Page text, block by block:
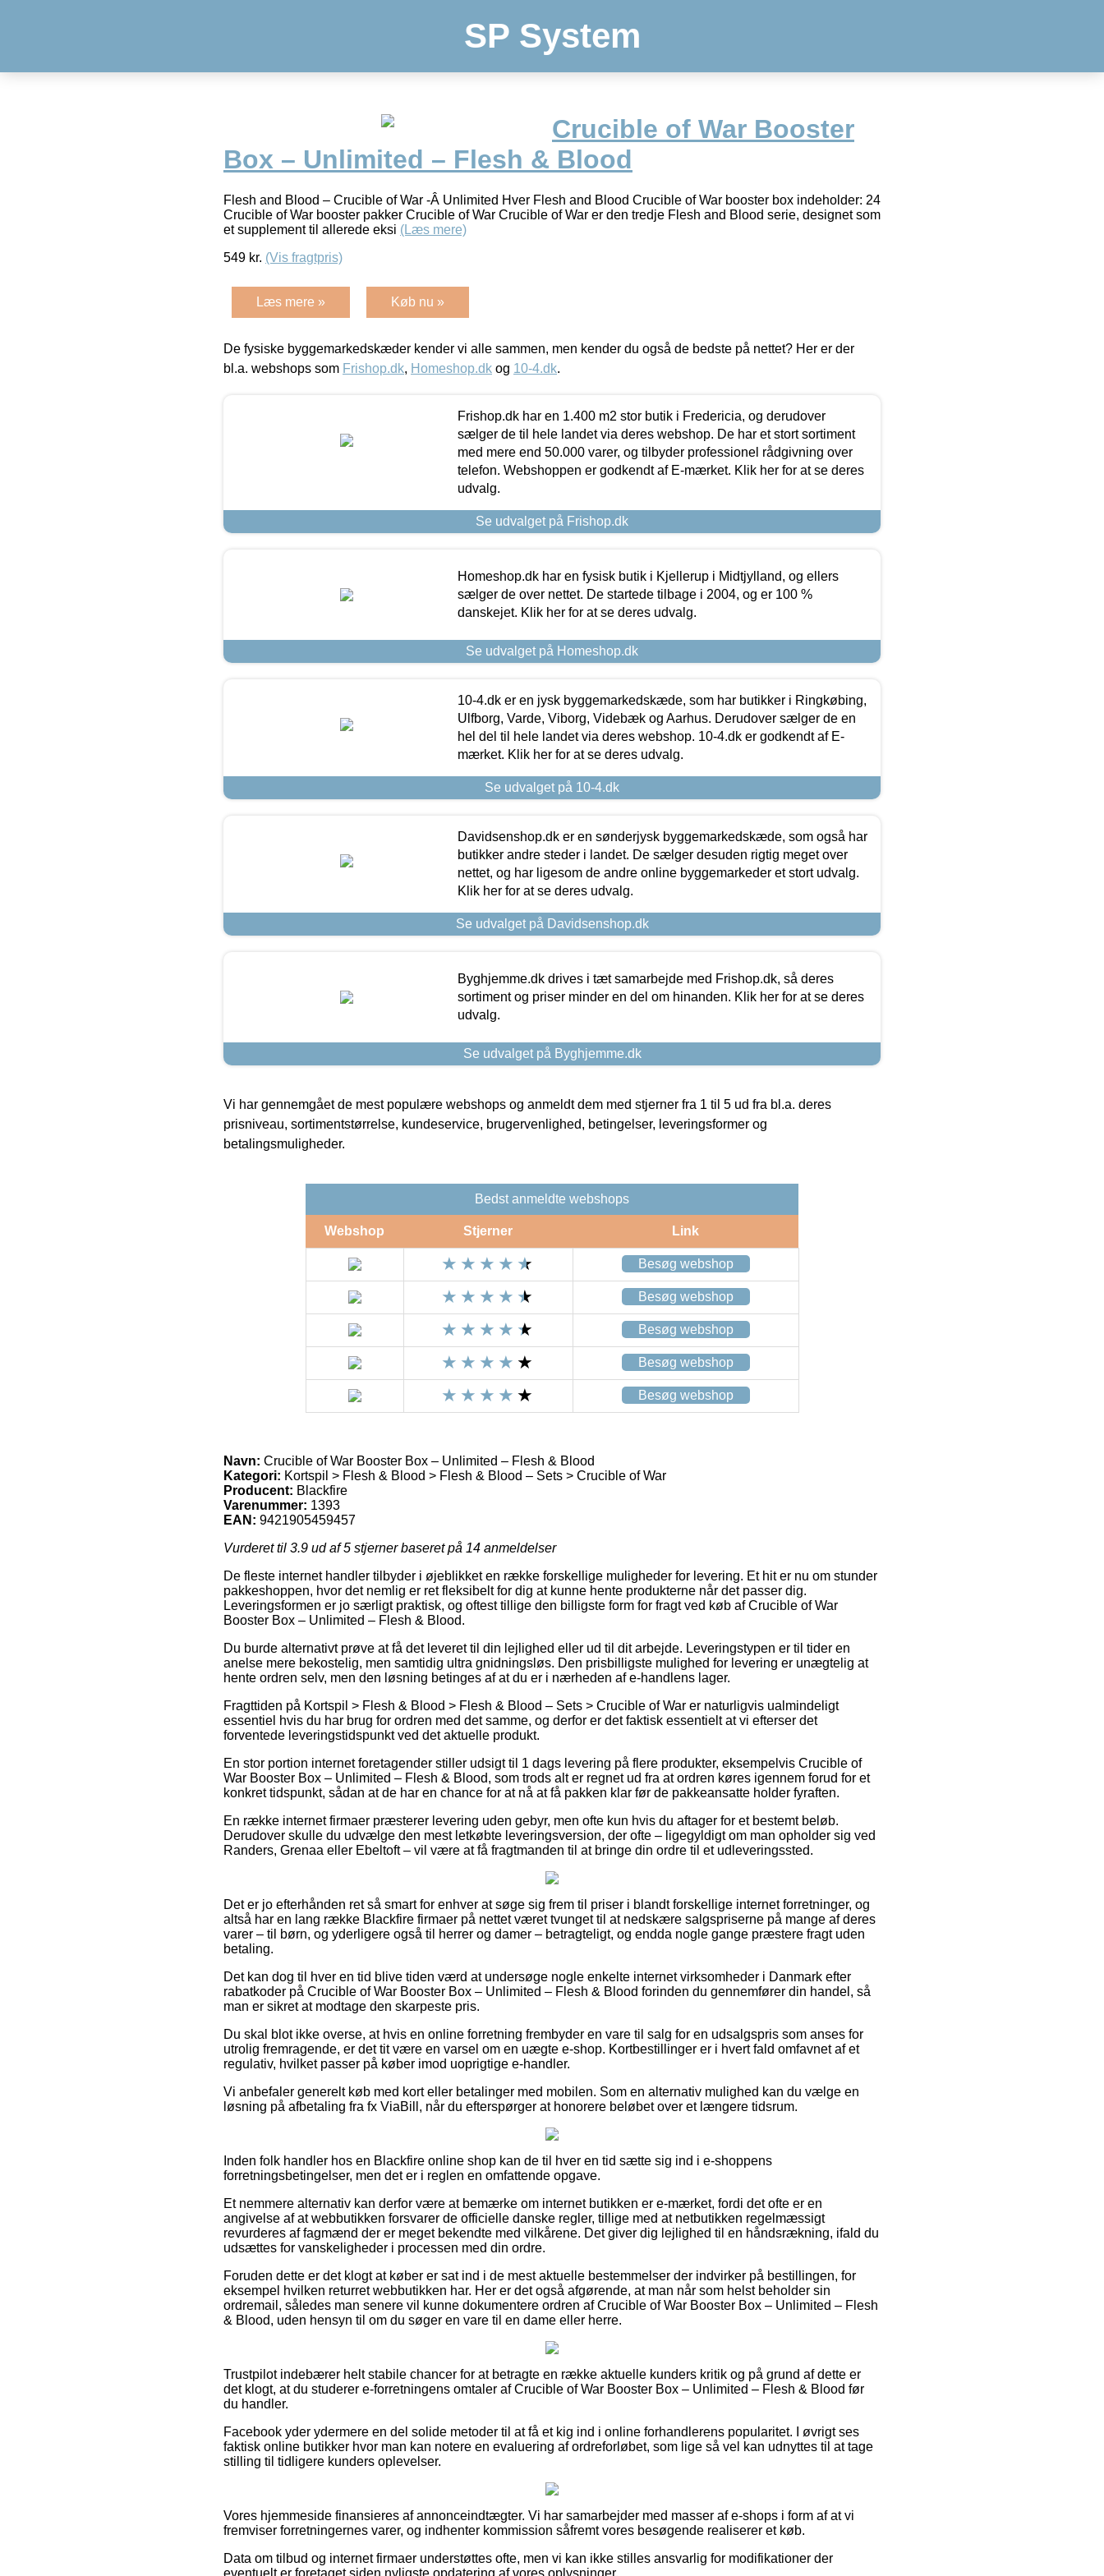
SP System
Crucible of War Booster
Box – Unlimited – Flesh & Blood
Flesh and Blood – Crucible of War -Â Unlimited Hver Flesh and Blood Crucible of War booster box indeholder: 24
Crucible of War booster pakker Crucible of War Crucible of War er den tredje Flesh and Blood serie, designet som
et supplement til allerede eksi (Læs mere)
549 kr. (Vis fragtpris)
Læs mere » Køb nu »
De fysiske byggemarkedskæder kender vi alle sammen, men kender du også de bedste på nettet? Her er der
bl.a. webshops som Frishop.dk, Homeshop.dk og 10-4.dk.
Frishop.dk har en 1.400 m2 stor butik i Fredericia, og derudover
sælger de til hele landet via deres webshop. De har et stort sortiment
med mere end 50.000 varer, og tilbyder professionel rådgivning over
telefon. Webshoppen er godkendt af E-mærket. Klik her for at se deres
udvalg.
Se udvalget på Frishop.dk
Homeshop.dk har en fysisk butik i Kjellerup i Midtjylland, og ellers
sælger de over nettet. De startede tilbage i 2004, og er 100 %
danskejet. Klik her for at se deres udvalg.
Se udvalget på Homeshop.dk
10-4.dk er en jysk byggemarkedskæde, som har butikker i Ringkøbing,
Ulfborg, Varde, Viborg, Videbæk og Aarhus. Derudover sælger de en
hel del til hele landet via deres webshop. 10-4.dk er godkendt af E-
mærket. Klik her for at se deres udvalg.
Se udvalget på 10-4.dk
Davidsenshop.dk er en sønderjysk byggemarkedskæde, som også har
butikker andre steder i landet. De sælger desuden rigtig meget over
nettet, og har ligesom de andre online byggemarkeder et stort udvalg.
Klik her for at se deres udvalg.
Se udvalget på Davidsenshop.dk
Byghjemme.dk drives i tæt samarbejde med Frishop.dk, så deres
sortiment og priser minder en del om hinanden. Klik her for at se deres
udvalg.
Se udvalget på Byghjemme.dk
Vi har gennemgået de mest populære webshops og anmeldt dem med stjerner fra 1 til 5 ud fra bl.a. deres
prisniveau, sortimentstørrelse, kundeservice, brugervenlighed, betingelser, leveringsformer og
betalingsmuligheder.
Bedst anmeldte webshops
Webshop Stjerner Link
Besøg webshop
Besøg webshop
Besøg webshop
Besøg webshop
Besøg webshop
Navn: Crucible of War Booster Box – Unlimited – Flesh & Blood
Kategori: Kortspil > Flesh & Blood > Flesh & Blood – Sets > Crucible of War
Producent: Blackfire
Varenummer: 1393
EAN: 9421905459457
Vurderet til 3.9 ud af 5 stjerner baseret på 14 anmeldelser
De fleste internet handler tilbyder i øjeblikket en række forskellige muligheder for levering. Et hit er nu om stunder
pakkeshoppen, hvor det nemlig er ret fleksibelt for dig at kunne hente produkterne når det passer dig.
Leveringsformen er jo særligt praktisk, og oftest tillige den billigste form for fragt ved køb af Crucible of War
Booster Box – Unlimited – Flesh & Blood.
Du burde alternativt prøve at få det leveret til din lejlighed eller ud til dit arbejde. Leveringstypen er til tider en
anelse mere bekostelig, men samtidig ultra gnidningsløs. Den prisbilligste mulighed for levering er unægtelig at
hente ordren selv, men den løsning betinges af at du er i nærheden af e-handlens lager.
Fragttiden på Kortspil > Flesh & Blood > Flesh & Blood – Sets > Crucible of War er naturligvis ualmindeligt
essentiel hvis du har brug for ordren med det samme, og derfor er det faktisk essentielt at vi efterser det
forventede leveringstidspunkt ved det aktuelle produkt.
En stor portion internet foretagender stiller udsigt til 1 dags levering på flere produkter, eksempelvis Crucible of
War Booster Box – Unlimited – Flesh & Blood, som trods alt er regnet ud fra at ordren køres igennem forud for et
konkret tidspunkt, sådan at de har en chance for at nå at få pakken klar før de pakkeansatte holder fyraften.
En række internet firmaer præsterer levering uden gebyr, men ofte kun hvis du aftager for et bestemt beløb.
Derudover skulle du udvælge den mest letkøbte leveringsversion, der ofte – ligegyldigt om man opholder sig ved
Randers, Grenaa eller Ebeltoft – vil være at få fragtmanden til at bringe din ordre til et udleveringssted.
Det er jo efterhånden ret så smart for enhver at søge sig frem til priser i blandt forskellige internet forretninger, og
altså har en lang række Blackfire firmaer på nettet været tvunget til at nedskære salgspriserne på mange af deres
varer – til børn, og yderligere også til herrer og damer – betragteligt, og endda nogle gange præstere fragt uden
betaling.
Det kan dog til hver en tid blive tiden værd at undersøge nogle enkelte internet virksomheder i Danmark efter
rabatkoder på Crucible of War Booster Box – Unlimited – Flesh & Blood forinden du gennemfører din handel, så
man er sikret at modtage den skarpeste pris.
Du skal blot ikke overse, at hvis en online forretning frembyder en vare til salg for en udsalgspris som anses for
utrolig fremragende, er det tit være en varsel om en uægte e-shop. Kortbestillinger er i hvert fald omfavnet af et
regulativ, hvilket passer på køber imod uoprigtige e-handler.
Vi anbefaler generelt køb med kort eller betalinger med mobilen. Som en alternativ mulighed kan du vælge en
løsning på afbetaling fra fx ViaBill, når du efterspørger at honorere beløbet over et længere tidsrum.
Inden folk handler hos en Blackfire online shop kan de til hver en tid sætte sig ind i e-shoppens
forretningsbetingelser, men det er i reglen en omfattende opgave.
Et nemmere alternativ kan derfor være at bemærke om internet butikken er e-mærket, fordi det ofte er en
angivelse af at webbutikken forsvarer de officielle danske regler, tillige med at netbutikken regelmæssigt
revurderes af fagmænd der er meget bekendte med vilkårene. Det giver dig lejlighed til en håndsrækning, ifald du
udsættes for vanskeligheder i processen med din ordre.
Foruden dette er det klogt at køber er sat ind i de mest aktuelle bestemmelser der indvirker på bestillingen, for
eksempel hvilken returret webbutikken har. Her er det også afgørende, at man når som helst beholder sin
ordremail, således man senere vil kunne dokumentere ordren af Crucible of War Booster Box – Unlimited – Flesh
& Blood, uden hensyn til om du søger en vare til en dame eller herre.
Trustpilot indebærer helt stabile chancer for at betragte en række aktuelle kunders kritik og på grund af dette er
det klogt, at du studerer e-forretningens omtaler af Crucible of War Booster Box – Unlimited – Flesh & Blood før
du handler.
Facebook yder ydermere en del solide metoder til at få et kig ind i online forhandlerens popularitet. I øvrigt ses
faktisk online butikker hvor man kan notere en evaluering af ordreforløbet, som lige så vel kan udnyttes til at tage
stilling til tidligere kunders oplevelser.
Vores hjemmeside finansieres af annonceindtægter. Vi har samarbejder med masser af e-shops i form af at vi
fremviser forretningernes varer, og indhenter kommission såfremt vores besøgende realiserer et køb.
Data om tilbud og internet firmaer understøttes ofte, men vi kan ikke stilles ansvarlig for modifikationer der
eventuelt er foretaget siden nyligste opdatering af vores oplysninger.